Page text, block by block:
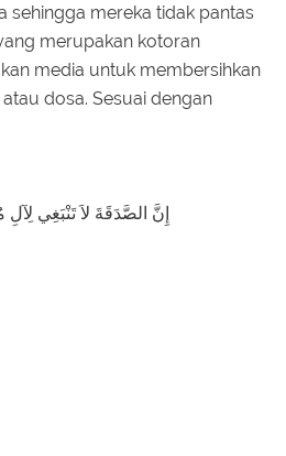
sehingga mereka tidak pantas
merupakan kotoran
media untuk membersihkan
dosa. Sesuai dengan
إِنَّ الصَّدَقَةَ لاَ تَنْبَغِي